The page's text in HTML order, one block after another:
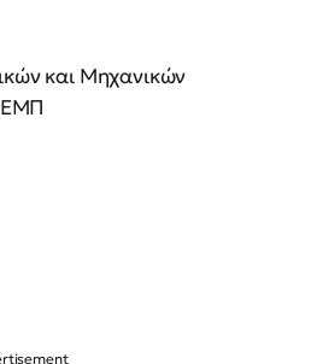
και Μηχανικών
ΕΜΠ